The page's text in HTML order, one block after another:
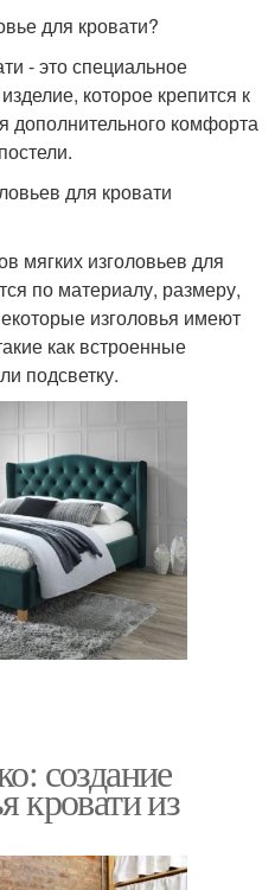
для кровати?
- это специальное
которое крепится к
дополнительного комфорта
для кровати
мягких изголовьев для
по материалу, размеру,
изголовья имеют
как встроенные
подсветку.
создание
кровати из